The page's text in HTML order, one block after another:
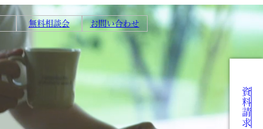
無料相談会 お問い合わせ
資料請求